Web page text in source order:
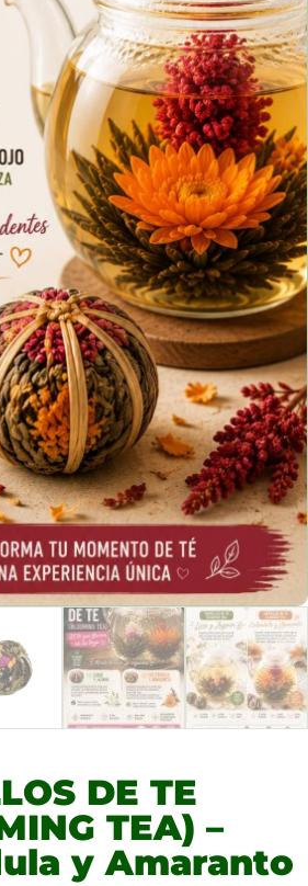
DE TE
TEA) –
y Amaranto